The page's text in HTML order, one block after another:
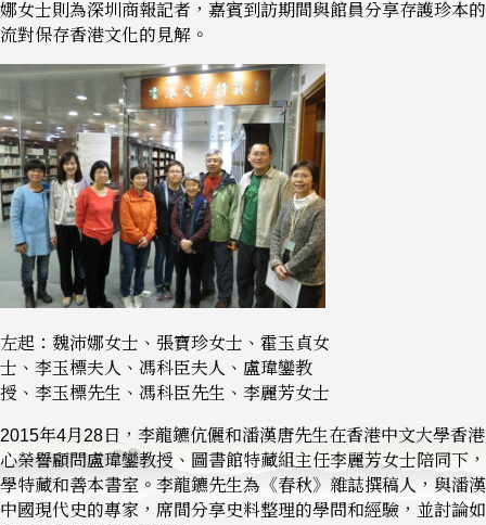
娜女士則為深圳商報記者，嘉賓到訪期間與館員分享存護珍本
流對保存香港文化的見解。
左起：魏沛娜女士、張寶珍女士、霍玉貞女
士、李玉標夫人、馮科臣夫人、盧瑋鑾教
授、李玉標先生、馮科臣先生、李麗芳女士
2015年4月28日，李龍鑣伉儷和潘漢唐先生在香港中文大學香
心榮譽顧問盧瑋鑾教授、圖書館特藏組主任李麗芳女士陪同下
學特藏和善本書室。李龍鑣先生為《春秋》雜誌撰稿人，與潘
中國現代史的專家，席間分享史料整理的學問和經驗，並討論